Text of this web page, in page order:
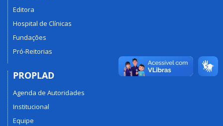
Editora
Hospital de Clínicas
Fundações
Pró-Reitorias
PROPLAD
Agenda de Autoridades
Institucional
Equipe